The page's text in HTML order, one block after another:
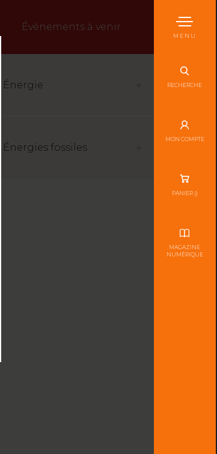
Événements à venir
MENU
RECHERCHE
MON COMPTE
PANIER ()
MAGAZINE
NUMÉRIQUE
Énergie
Énergies fossiles